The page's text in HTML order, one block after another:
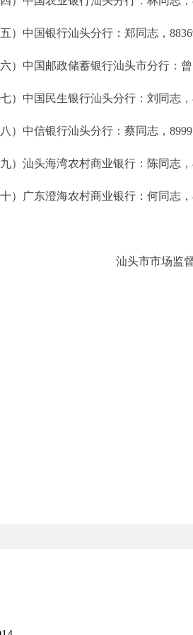
五）中国银行汕头分行：郑同志，
六）中国邮政储蓄银行汕头市分行：曾
七）中国民生银行汕头分行：刘同志，
八）中信银行汕头分行：蔡同志，
九）汕头海湾农村商业银行：陈同志，
十）广东澄海农村商业银行：何同志，
市市场监督管理局 中